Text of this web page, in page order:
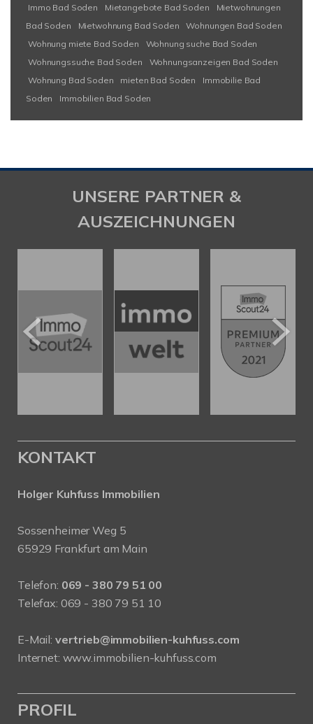
Immo Bad Soden Mietangebote Bad Soden
Mietwohnungen
Bad Soden
Mietwohnung Bad Soden
Wohnungen Bad Soden
Wohnung miete Bad Soden
Wohnung suche Bad Soden
Wohnungssuche Bad Soden
Wohnungsanzeigen Bad Soden
Wohnung Bad Soden
mieten Bad Soden
Immobilie Bad
Soden
Immobilien Bad Soden
UNSERE PARTNER &
AUSZEICHNUNGEN
KONTAKT
Holger Kuhfuss Immobilien
Sossenheimer Weg 5
65929 Frankfurt am Main
Telefon: 069 - 380 79 51 00
Telefax: 069 - 380 79 51 10
E-Mail: vertrieb@immobilien-kuhfuss.com
Internet: www.immobilien-kuhfuss.com
PROFIL